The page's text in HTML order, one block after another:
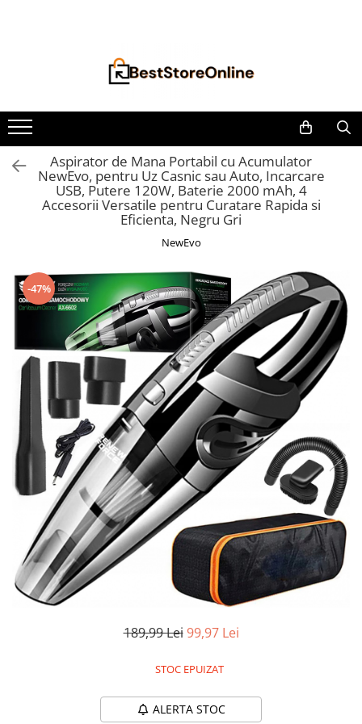
Accesorii aparate climatizare
Accesorii console gaming
Accesorii si Piese Aspiratoare
Aspiratoare Universale
Dyson
iRobot Roomba
Tefal Rowenta X-Force Flex
Xiaomi Roborock
Auto Moto
Accesorii auto interioare
Aspiratoare Auto
Produse Cosmetica Auto
Scule auto
Casa, Gradina & Bricolaj
Accesorii mese si scaune
Accesorii prize si intrerupatoare
Becuri
Clesti si Patenti
Corpuri de iluminat interior
Echipamente protectia muncii
Frapiere si Clesti Gheata
Aspirator de Mana Portabil cu Acumulator
NewEvo, pentru Uz Casnic sau Auto, Incarcare
USB, Putere 120W, Baterie 2000 mAh, 4
Accesorii Versatile pentru Curatare Rapida si
Eficienta, Negru Gri
NewEvo
-47%
189,99 Lei 99,97 Lei
STOC EPUIZAT
ALERTA STOC